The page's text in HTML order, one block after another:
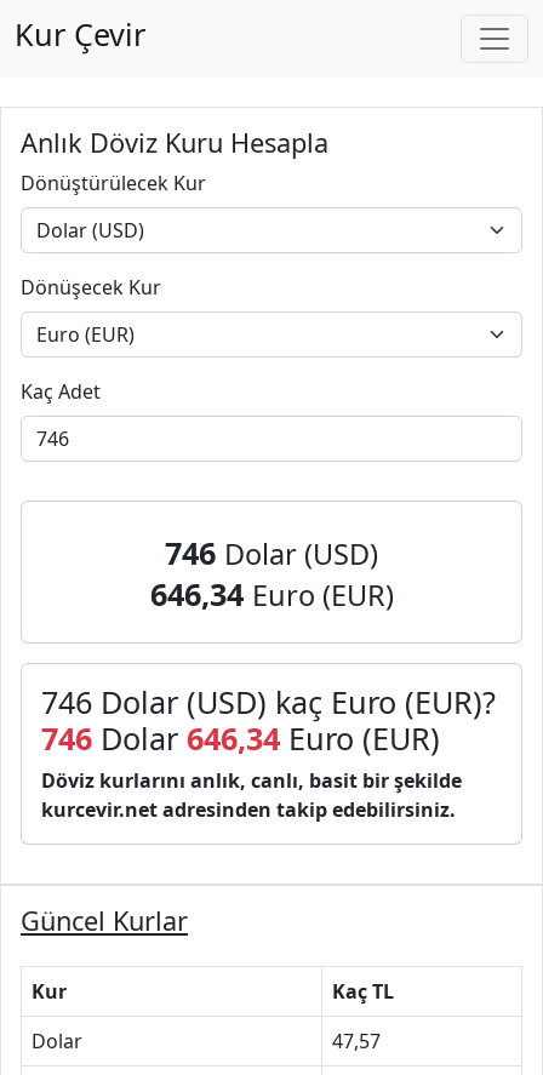
Kur Çevir
Anlık Döviz Kuru Hesapla
Dönüştürülecek Kur
Dönüşecek Kur
Kaç Adet
746 Dolar (USD)
646,34 Euro (EUR)
746 Dolar (USD) kaç Euro (EUR)?
746 Dolar 646,34 Euro (EUR)
Döviz kurlarını anlık, canlı, basit bir şekilde
kurcevir.net adresinden takip edebilirsiniz.
Güncel Kurlar
Kur
Kaç TL
Dolar
47,57